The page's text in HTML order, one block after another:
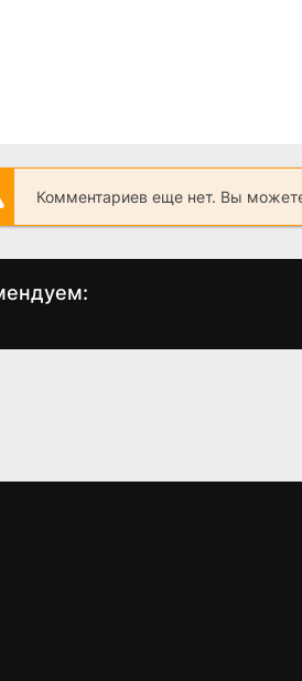
Комментариев еще нет. Вы
Дудочник